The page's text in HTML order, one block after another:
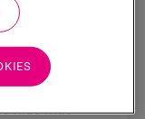
la otra
a lo
filas más